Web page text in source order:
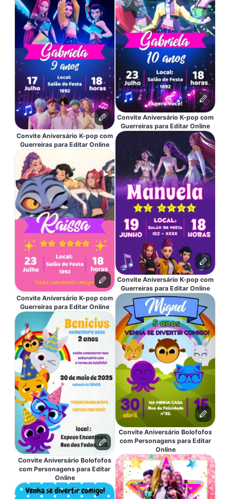
Convite Aniversário K-pop com
Guerreiras para Editar Online
Convite Aniversário K-pop com
Guerreiras para Editar Online
Convite Aniversário Bolofofos
com Personagens para Editar
Online
Convite Aniversário K-pop com
Guerreiras para Editar Online
Convite Aniversário K-pop com
Guerreiras para Editar Online
Convite Aniversário Bolofofos
com Personagens para Editar
Online